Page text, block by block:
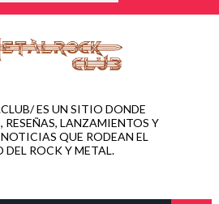
ES UN SITIO DONDE
RESEÑAS, LANZAMIENTOS Y
QUE RODEAN EL
DEL ROCK Y METAL.